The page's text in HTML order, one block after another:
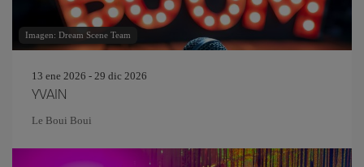
Imagen: Dream Scene Team
13 ene 2026 - 29 dic 2026
YVAIN
Le Boui Boui